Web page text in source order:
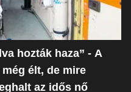
hozták haza” - A
élt, de mire
az idős nő